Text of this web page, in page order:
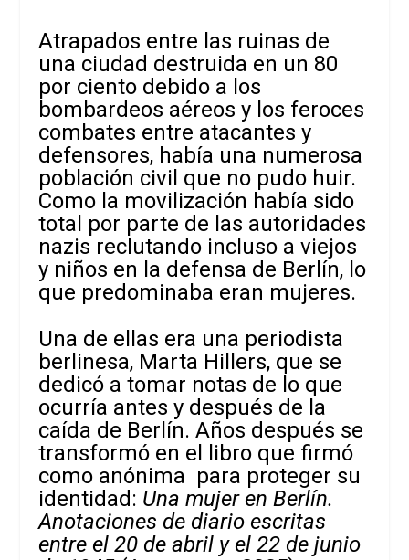
Atrapados entre las ruinas de
una ciudad destruida en un 80
por ciento debido a los
bombardeos aéreos y los feroces
combates entre atacantes y
defensores, había una numerosa
población civil que no pudo huir.
Como la movilización había sido
total por parte de las autoridades
nazis reclutando incluso a viejos
y niños en la defensa de Berlín, lo
que predominaba eran mujeres.
Una de ellas era una periodista
berlinesa, Marta Hillers, que se
dedicó a tomar notas de lo que
ocurría antes y después de la
caída de Berlín. Años después se
transformó en el libro que firmó
como anónima para proteger su
identidad: Una mujer en Berlín.
Anotaciones de diario escritas
entre el 20 de abril y el 22 de junio